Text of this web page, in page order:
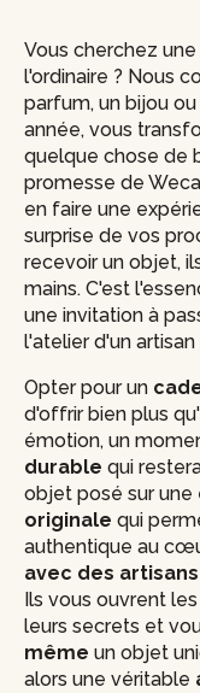
Vous cherchez
l'ordinaire ? Nous
parfum, un bijou
année, vous
quelque chose de
promesse de
en faire une
surprise de vos
recevoir un objet,
mains. C'est
une invitation à
l'atelier d'un artisan
Opter pour un
d'offrir bien plus
émotion, un
durable qui
objet posé sur une
originale qui
authentique au
avec des artisans
Ils vous ouvrent
leurs secrets et
même un objet
alors une véritable